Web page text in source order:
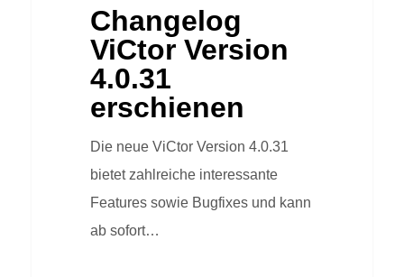
Changelog
ViCtor Version
4.0.31
erschienen
Die neue ViCtor Version 4.0.31
bietet zahlreiche interessante
Features sowie Bugfixes und kann
ab sofort…